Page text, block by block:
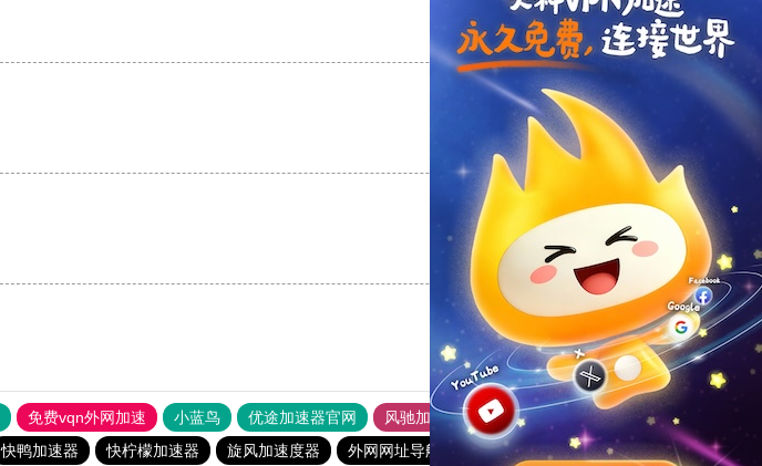
支持 [0] 反对[0]
支持[0] 反对
支持[0] 反对[0]
免费vqn外网加速 小蓝鸟 优途加速器官网 风驰加速器
旋风加速器
快鸭加速器 快柠檬加速器 旋风加速度器 外网网址导航 软件中心 雷霆加速 狂飙加速器